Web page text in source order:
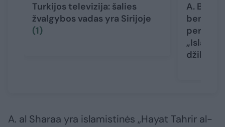
Turkijos televizija: šalies
žvalgybos vadas yra Sirijoje
(1)
A.
per
„Islamo
A. al Sharaa yra islamistinės „Hayat Tahrir al-